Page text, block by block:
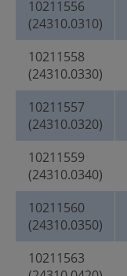
10211556
(24310.0310)
10211558
(24310.0330)
10211557
(24310.0320)
10211559
(24310.0340)
10211560
(24310.0350)
10211563